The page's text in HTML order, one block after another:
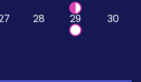
28 29
30